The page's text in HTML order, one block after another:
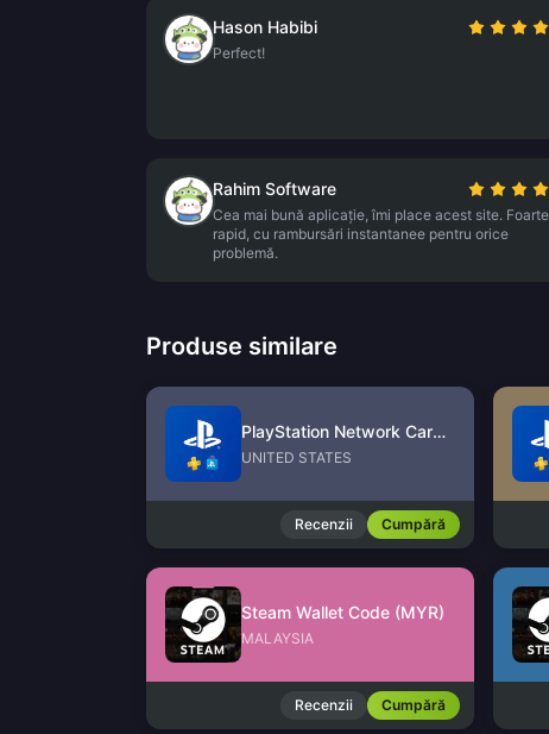
Hason Habibi
Perfect!
Rahim Software
Cea mai bună aplicație, îmi place acest site. Foarte
rapid, cu rambursări instantanee pentru orice
problemă.
Produse similare
PlayStation Network Card (US)
UNITED STATES
Recenzii Cumpără
Steam Wallet Code (MYR)
MALAYSIA
Recenzii Cumpără